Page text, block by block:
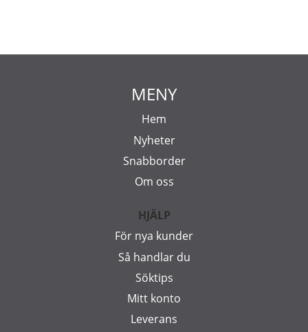
MENY
Hem
Nyheter
Snabborder
Om oss
HJÄLP
För nya kunder
Så handlar du
Söktips
Mitt konto
Leverans